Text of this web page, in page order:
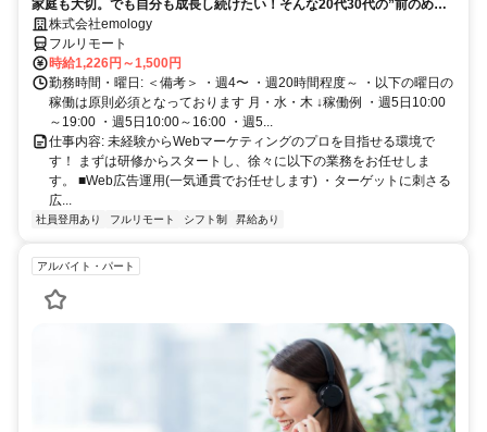
家庭も大切。でも自分も成長し続けたい！そんな20代30代の”前のめ
り”なママさんたちがフルリモートで活躍中♪
株式会社emology
フルリモート
時給1,226円～1,500円
勤務時間・曜日: ＜備考＞ ・週4〜 ・週20時間程度～ ・以下の曜日の
稼働は原則必須となっております 月・水・木 ↓稼働例 ・週5日10:00
～19:00 ・週5日10:00～16:00 ・週5...
仕事内容: 未経験からWebマーケティングのプロを目指せる環境で
す！ まずは研修からスタートし、徐々に以下の業務をお任せしま
す。 ■Web広告運用(一気通貫でお任せします) ・ターゲットに刺さる
広...
社員登用あり フルリモート シフト制 昇給あり
アルバイト・パート